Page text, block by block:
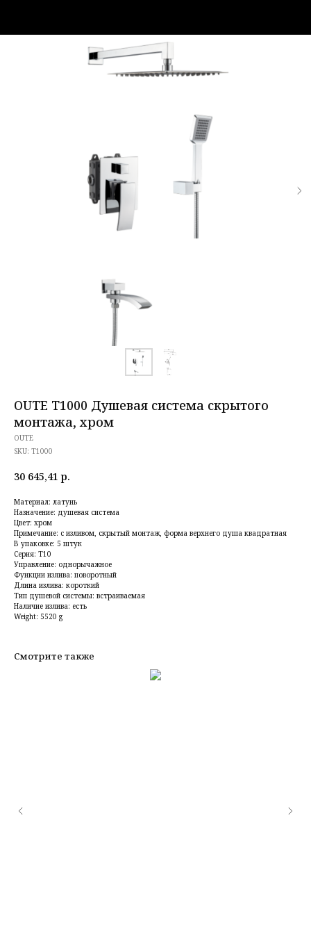
OUTE T1000 Душевая система скрытого
монтажа, хром
OUTE
SKU: T1000
30 645,41 р.
Материал: латунь
Назначение: душевая система
Цвет: хром
Примечание: с изливом, скрытый монтаж, форма верхнего душа квадратная
В упаковке: 5 штук
Серия: T10
Управление: однорычажное
Функции излива: поворотный
Длина излива: короткий
Тип душевой системы: встраиваемая
Наличие излива: есть
Weight: 5520 g
Смотрите также